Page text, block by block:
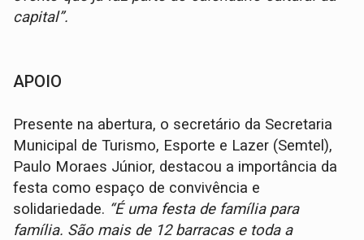
capital”.
APOIO
Presente na abertura, o secretário da Secretaria
Municipal de Turismo, Esporte e Lazer (Semtel),
Paulo Moraes Júnior, destacou a importância da
festa como espaço de convivência e
solidariedade. “É uma festa de família para
família. São mais de 12 barracas e toda a